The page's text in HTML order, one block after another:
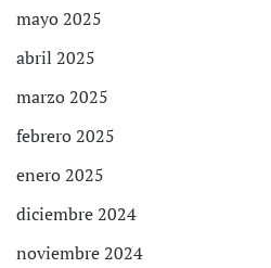
mayo 2025
abril 2025
marzo 2025
febrero 2025
enero 2025
diciembre 2024
noviembre 2024